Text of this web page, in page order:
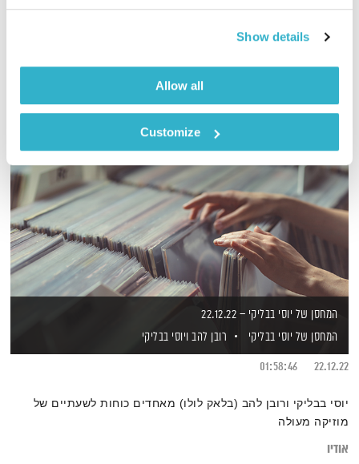
Show details
Allow all
Customize
אודיו
המחסן של יוסי בבליקי – 22.12.22
המחסן של יוסי בבליקי
רובן להב ויוסי בבליקי
22.12.22
01:58:46
יוסי בבליקי ורובן להב (בלאק לולו) מאחדים כוחות לשעתיים של
מוזיקה מעולה
אודיו